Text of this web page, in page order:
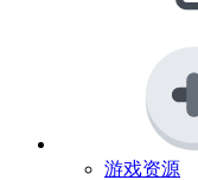
游戏资源